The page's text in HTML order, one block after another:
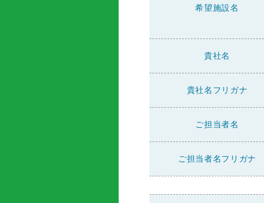
希望施設名
貴社名
貴社名フリガナ
ご担当者名
ご担当者名フリガナ